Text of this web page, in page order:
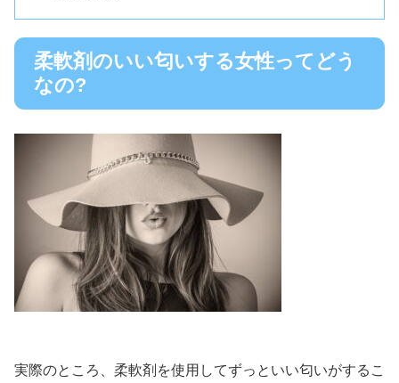
柔軟剤のいい匂いする女性ってどう
なの?
実際のところ、柔軟剤を使用してずっといい匂いがするこ